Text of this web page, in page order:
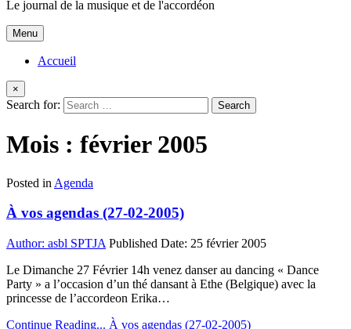
Le journal de la musique et de l'accordéon
Menu
Accueil
×
Search for:
Mois : février 2005
Posted in Agenda
À vos agendas (27-02-2005)
Author: asbl SPTJA Published Date: 25 février 2005
Le Dimanche 27 Février 14h venez danser au dancing « Dance
Party » a l’occasion d’un thé dansant à Ethe (Belgique) avec la
princesse de l’accordeon Erika…
Continue Reading... À vos agendas (27-02-2005)